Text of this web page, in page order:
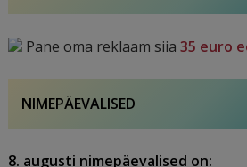
Pane oma reklaam siia35 euro
NIMEPÄEVALISED
8. augusti nimepäevalised on: